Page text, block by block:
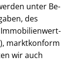
unter Be­
des
Im­mo­bi­li­en­wert­
marktkonform
wir auch